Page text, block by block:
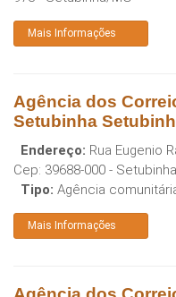
Mais Informações
Agência dos
Setubinha
Endereço: Rua Eugenio
Cep: 39688-000 - Setubinha
Tipo: Agência
Mais Informações